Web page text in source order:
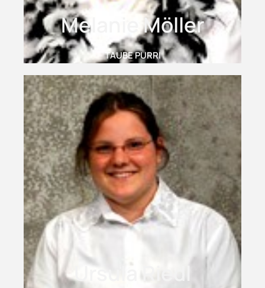
Melanie Möller
TAUBE PURRI
Ursula Riedl